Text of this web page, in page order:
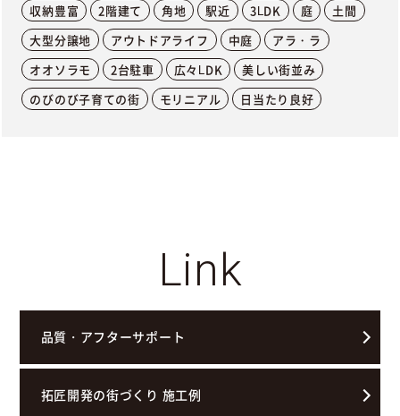
収納豊富
2階建て 角地 駅近 3LDK 庭
土間
大型分譲地
アウトドアライフ 中庭
アラ・ラ
オオソラモ
2台駐車 広々LDK
美しい街並み
のびのび子育ての街
モリニアル 日当たり良好
Link
品質・アフターサポート
拓匠開発の街づくり 施工例